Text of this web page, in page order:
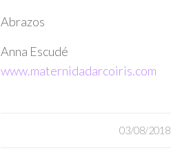
Abrazos
Anna Escudé
www.maternidadarcoiris.com
03/08/2018
/